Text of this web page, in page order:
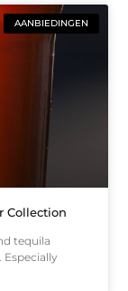
AANBIEDINGEN
Collection
tequila